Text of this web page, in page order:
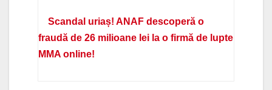
Scandal uriaș! ANAF descoperă o
fraudă de 26 milioane lei la o firmă de lupte
MMA online!